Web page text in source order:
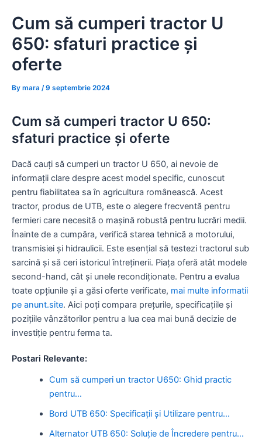
content
Cum să cumperi tractor U
650: sfaturi practice și
oferte
By mara /9 septembrie 2024
Cum să cumperi tractor U 650:
sfaturi practice și oferte
Dacă cauți să cumperi un tractor U 650, ai nevoie de
informații clare despre acest model specific, cunoscut
pentru fiabilitatea sa în agricultura românească. Acest
tractor, produs de UTB, este o alegere frecventă pentru
fermieri care necesită o mașină robustă pentru lucrări medii.
Înainte de a cumpăra, verifică starea tehnică a motorului,
transmisiei și hidraulicii. Este esențial să testezi tractorul sub
sarcină și să ceri istoricul întreținerii. Piața oferă atât modele
second-hand, cât și unele recondiționate. Pentru a evalua
toate opțiunile și a găsi oferte verificate, mai multe informatii
pe anunt.site. Aici poți compara prețurile, specificațiile și
pozițiile vânzătorilor pentru a lua cea mai bună decizie de
investiție pentru ferma ta.
Postari Relevante:
Cum să cumperi un tractor U650: Ghid practic
pentru…
Bord UTB 650: Specificații și Utilizare pentru…
Alternator UTB 650: Soluție de Încredere pentru…